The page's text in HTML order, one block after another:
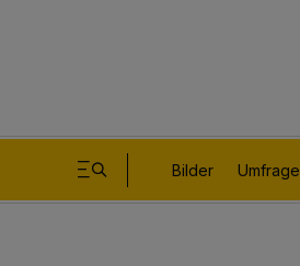
Bilder Umfrage